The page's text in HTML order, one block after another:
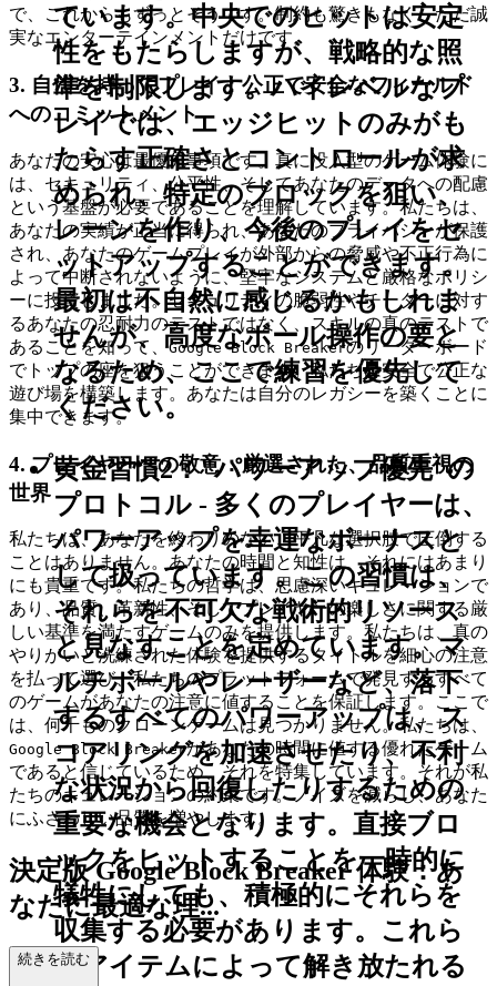
ています。中央でのヒットは安定
性をもたらしますが、戦略的な照
準を制限します。ハイレベルなプ
レイでは、エッジヒットのみがも
たらす正確さとコントロールが求
められ、特定のブロックを狙い、
レーンを作り、今後のプレイをセ
ットアップすることができます。
最初は不自然に感じるかもしれま
せんが、高度なボール操作の要と
なるため、ここで練習を優先して
ください。
黄金習慣2："パワーアップ優先"の
プロトコル - 多くのプレイヤーは、
パワーアップを幸運なボーナスと
して扱っています。この習慣は、
それらを不可欠な戦術的リソース
と見なすことを定めています。マ
ルチボールやレーザーなど、落下
するすべてのパワーアップは、ス
コアリングを加速させたり、不利
な状況から回復したりするための
重要な機会となります。直接ブロ
ックをヒットすることを一時的に
犠牲にしても、積極的にそれらを
収集する必要があります。これら
のアイテムによって解き放たれる
で、これからもずっとそうです。制約も驚きもなく、ただ誠
実なエンターテインメントだけです。
3. 自信を持ってプレイ：公正で安全なフィールド
へのコミットメント
あなたの安心は最優先事項です。真に没入型のゲーム体験に
は、セキュリティ、公平性、そしてあなたのデータへの配慮
という基盤が必要であることを理解しています。私たちは、
あなたの実績が正当に得られ、あなたのプライバシーが保護
され、あなたのゲームプレイが外部からの脅威や不正行為に
よって中断されないように、堅牢なシステムと厳格なポリシ
ーに投資しました。セキュリティの脆弱性やチーターに対す
るあなたの忍耐力のテストではなく、スキルの真のテストで
あることを知って、Google Block Breakerのリーダーボード
でトップの座を狙うことができます。私たちは安全で公正な
遊び場を構築します。あなたは自分のレガシーを築くことに
集中できます。
4. プレイヤーへの敬意：厳選された、品質重視の
世界
私たちは、あなたを終わりのない、平凡な選択肢で圧倒する
ことはありません。あなたの時間と知性は、それにはあまり
にも貴重です。私たちの哲学は、思慮深いキュレーションで
あり、品質、革新性、そしてプレイヤーの楽しさに関する厳
しい基準を満たすゲームのみを提供します。私たちは、真の
やりがいと洗練された体験を提供するタイトルを細心の注意
を払って選び、私たちのプラットフォームで発見するすべて
のゲームがあなたの注意に値することを保証します。ここで
は、何千ものクローンゲームは見つかりません。私たちは、
Google Block Breakerがあなたの時間に値する優れたゲーム
であると信じているため、それを特集しています。それが私
たちのキュレーションの約束です。ノイズを減らし、あなた
にふさわしい品質を増やします。
決定版 Google Block Breaker 体験：あ
なたに最適な理...
由
続きを読む